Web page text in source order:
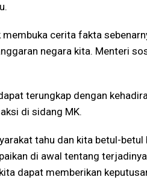
cerita fakta
negara kita. Menteri
terungkap dengan
di sidang MK.
tahu dan kita betul-
di awal tentang
dapat memberikan